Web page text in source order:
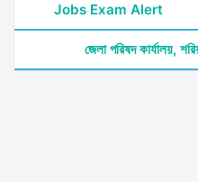
Jobs Exam Alert
জেলা পরিষদ কার্যালয়,